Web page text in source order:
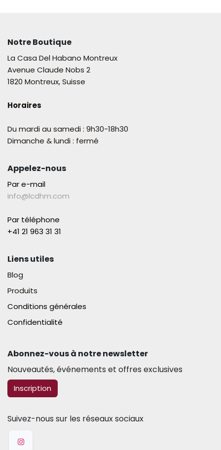
Notre Boutique
La Casa Del Habano Montreux
Avenue Claude Nobs 2
1820 Montreux, Suisse
Horaires
Du mardi au samedi : 9h30-18h30
Dimanche & lundi : fermé
Appelez-nous
Par e-mail
info@lcdhm.com
Par téléphone
+41 21 963 31 31​
Liens utiles
Blog
Produits
Conditions générales
Confidentialité
Abonnez-vous à notre newsletter​
Nouveautés, événements et offres exclusives
​​​​Inscription
Suivez-nous sur les réseaux sociaux